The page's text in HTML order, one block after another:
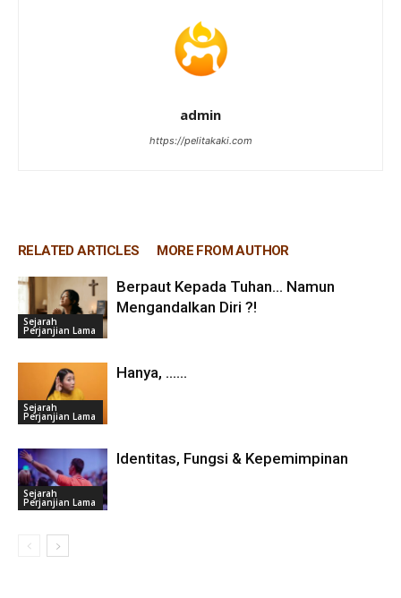
admin
https://pelitakaki.com
RELATED ARTICLES MORE FROM AUTHOR
Sejarah
Perjanjian Lama
Berpaut Kepada Tuhan… Namun
Mengandalkan Diri ?!
Sejarah
Perjanjian Lama
Hanya, ……
Sejarah
Perjanjian Lama
Identitas, Fungsi & Kepemimpinan